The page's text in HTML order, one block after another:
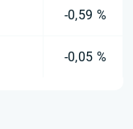
-0,59 %
-0,05 %